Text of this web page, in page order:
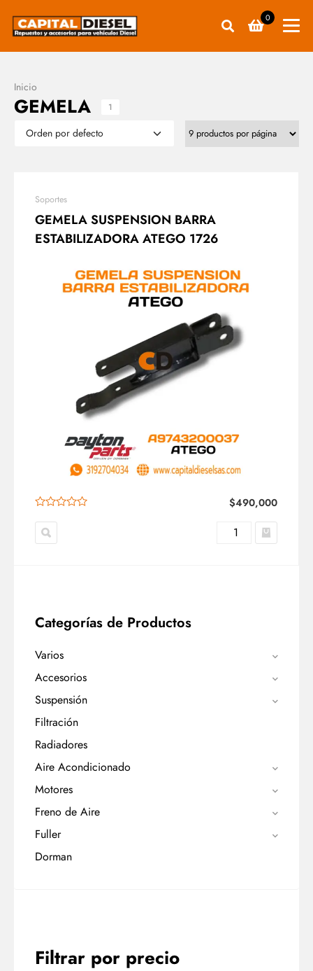
0
Inicio
GEMELA 1
Soportes
GEMELA SUSPENSION BARRA
ESTABILIZADORA ATEGO 1726
$490,000
Categorías de Productos
Varios
Accesorios
Suspensión
Filtración
Radiadores
Aire Acondicionado
Motores
Freno de Aire
Fuller
Dorman
Filtrar por precio